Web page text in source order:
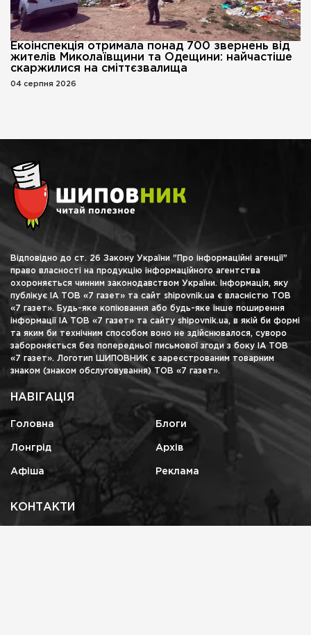
Екоінспекція отримала понад 700 звернень від
жителів Миколаївщини та Одещини: найчастіше
скаржилися на сміттєзвалища
04 серпня 2026
Відповідно до ст. 26 Закону України "Про інформаційні агенції"
право власності на продукцію інформаційного агентства
охороняється чинним законодавством України. Інформація, яку
публікує ІА ТОВ «7 газет» та сайт shipovnik.ua є власністю ТОВ
«7 газет». Будь-яке копіювання або будь-яке інше поширення
інформації ІА ТОВ «7 газет» та сайту shipovnik.ua, в якій би формі
та яким би технічним способом воно не здійснювалося, суворо
забороняється без попередньої письмової згоди з боку ІА ТОВ
«7 газет». Логотип ШИПОВНИК є зареєстрованим товарним
знаком (знаком обслуговування) ТОВ «7 газет».
НАВІГАЦІЯ
Головна Блоги
Лонгрід Архів
Афіша Реклама
КОНТАКТИ